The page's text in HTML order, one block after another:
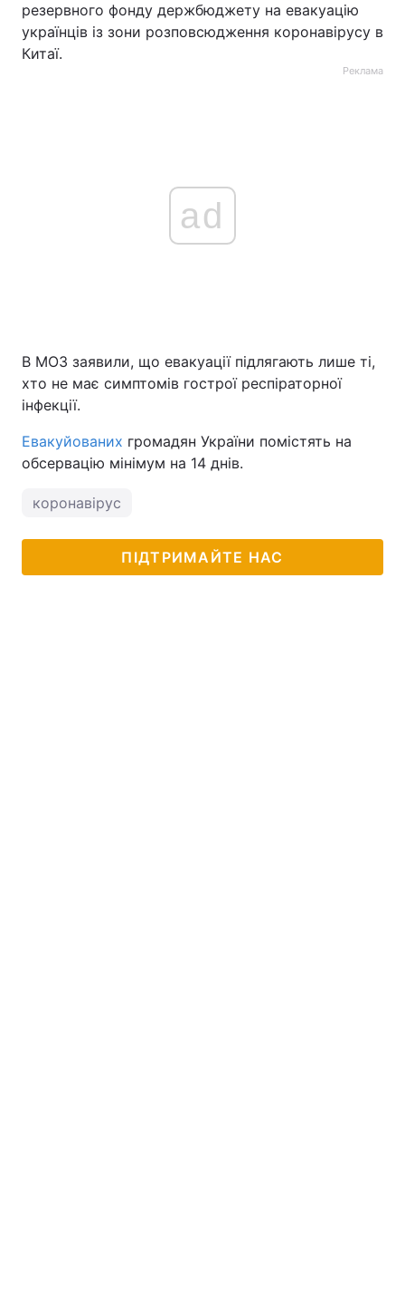
резервного фонду держбюджету на евакуацію
українців із зони розповсюдження коронавірусу в
Китаї.
Реклама
ad
В МОЗ заявили, що евакуації підлягають лише ті,
хто не має симптомів гострої респіраторної
інфекції.
Евакуйованих громадян України помістять на
обсервацію мінімум на 14 днів.
коронавірус
ПІДТРИМАЙТЕ НАС